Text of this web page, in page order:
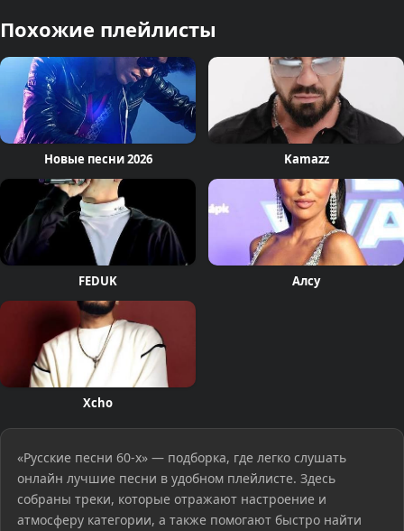
Похожие плейлисты
Новые песни 2026 Kamazz
FEDUK Алсу
Xcho
«Русские песни 60-х» — подборка, где легко слушать
онлайн лучшие песни в удобном плейлисте. Здесь
собраны треки, которые отражают настроение и
атмосферу категории, а также помогают быстро найти